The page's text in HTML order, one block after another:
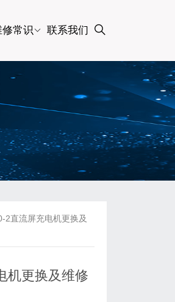
修常识 联系我们
2直流屏充电机更换及
机更换及维修